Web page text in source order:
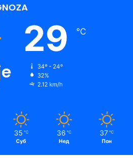
29 ℃
34º - 24º
32%
2.12 km/h
35 ℃
Суб
36 ℃
Нед
37 ℃
Пон